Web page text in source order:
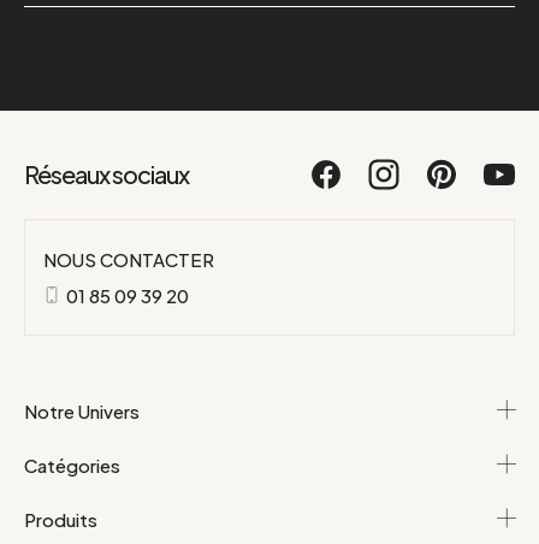
Réseaux sociaux
NOUS CONTACTER
01 85 09 39 20
Notre Univers
Catégories
Produits